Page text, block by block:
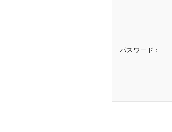
パスワード：